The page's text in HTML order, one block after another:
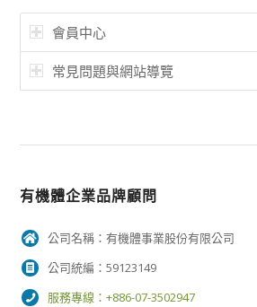
會員中心
常見問題與網站導覽
有機體企業品牌顧問
公司名稱：有機體事業股份有限公司
公司統編：59123149
服務專線：+886-07-3502947